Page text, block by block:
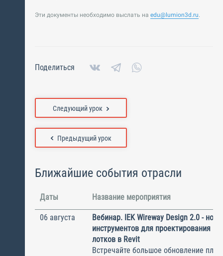
Эти документы необходимо выслать на edu@lumion3d.ru.
Поделиться
Предыдущий урок
Следующий урок
Ближайшие события отрасли
Даты Название мероприятия
06 августа
Вебинар. IEK Wireway Design 2.0 -
инструментов для проектирования
лотков в Revit
Встречайте большое обновление